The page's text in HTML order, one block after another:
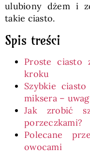
ulubiony dżem i
takie ciasto.
Spis treści
Proste ciasto
kroku
Szybkie
miksera –
Jak zrobić
porzeczkami?
Polecane
owocami